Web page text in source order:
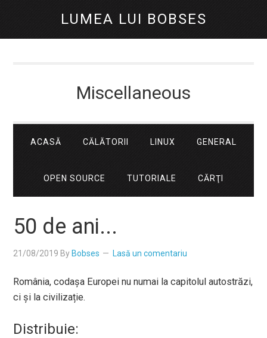
LUMEA LUI BOBSES
Miscellaneous
ACASĂ CĂLĂTORII LINUX GENERAL
OPEN SOURCE TUTORIALE CĂRŢI
50 de ani...
21/08/2019 By Bobses Lasă un comentariu
România, codașa Europei nu numai la capitolul autostrăzi,
ci și la civilizație.
Distribuie: